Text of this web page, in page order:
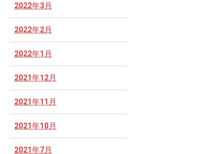
2022年3月
2022年2月
2022年1月
2021年12月
2021年11月
2021年10月
2021年7月